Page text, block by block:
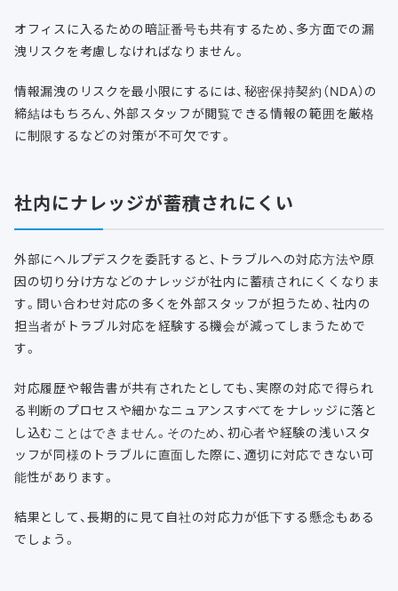
オフィスに入るための暗証番号も共有するため、多方面での漏
洩リスクを考慮しなければなりません。
情報漏洩のリスクを最小限にするには、秘密保持契約（NDA）の
締結はもちろん、外部スタッフが閲覧できる情報の範囲を厳格
に制限するなどの対策が不可欠です。
社内にナレッジが蓄積されにくい
外部にヘルプデスクを委託すると、トラブルへの対応方法や原
因の切り分け方などのナレッジが社内に蓄積されにくくなりま
す。問い合わせ対応の多くを外部スタッフが担うため、社内の
担当者がトラブル対応を経験する機会が減ってしまうためで
す。
対応履歴や報告書が共有されたとしても、実際の対応で得られ
る判断のプロセスや細かなニュアンスすべてをナレッジに落と
し込むことはできません。そのため、初心者や経験の浅いスタ
ッフが同様のトラブルに直面した際に、適切に対応できない可
能性があります。
結果として、長期的に見て自社の対応力が低下する懸念もある
でしょう。